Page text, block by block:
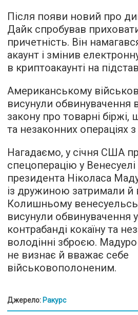
Після появи новий про
Дайк спробував
причетність. Він
акаунт і змінив
в криптоакаунті на
Американському
висунули обвинувачення
закону про товарні біржі,
та незаконних операціях
Нагадаємо, у січня США
спецоперацію у Венесуелі
президента Ніколаса
із дружиною затримали
Колишньому
висунули обвинувачення
контрабанді кокаїну та
володінні зброєю.
не визнає й вважає себе
військовополоненим.
Джерело: Ракурс